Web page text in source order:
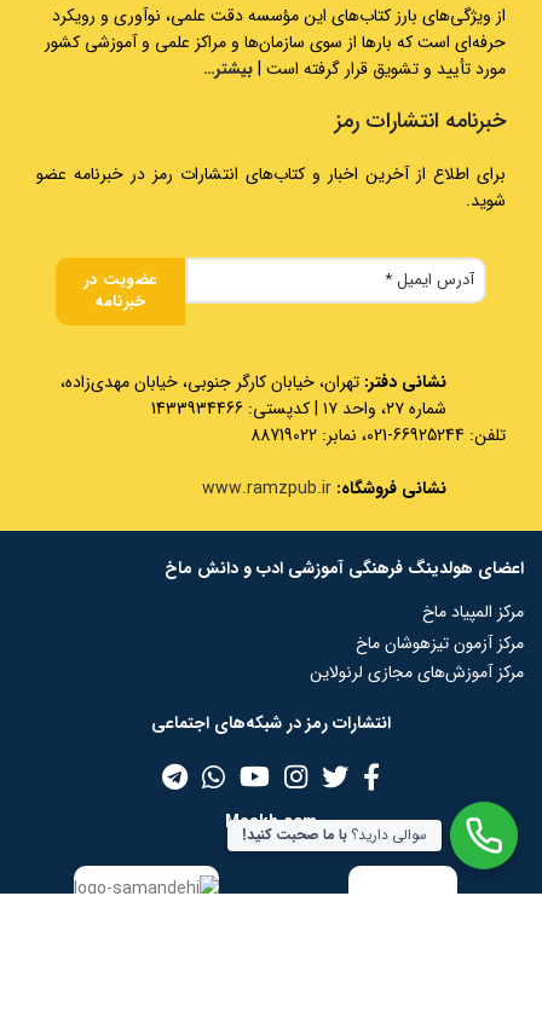
از ویژگی‌های بارز کتاب‌های این مؤسسه دقت علمی، نوآوری و رویکرد
حرفه‌ای است که بارها از سوی سازمان‌ها و مراکز علمی و آموزشی کشور
مورد تأیید و تشویق قرار گرفته است |بیشتر…
خبرنامه انتشارات رمز
برای اطلاع از آخرین اخبار و کتاب‌های انتشارات رمز در خبرنامه عضو
شوید.
نشانی دفتر: تهران، خیابان کارگر جنوبی، خیابان مهدی‌زاده،
شماره ۲۷، واحد ۱۷ | کدپستی: 1433934466
تلفن: 66925244-021، نمابر: 88719022
نشانی فروشگاه: www.ramzpub.ir
اعضای هولدینگ فرهنگی آموزشی ادب و دانش ماخ
مرکز المپیاد ماخ
مرکز آزمون تیزهوشان ماخ
مرکز آموزش‌های مجازی لرنولاین
انتشارات رمز در شبکه‌‌های اجتماعی
Maakh.com سوالی دارید؟با ما صحبت کنید!